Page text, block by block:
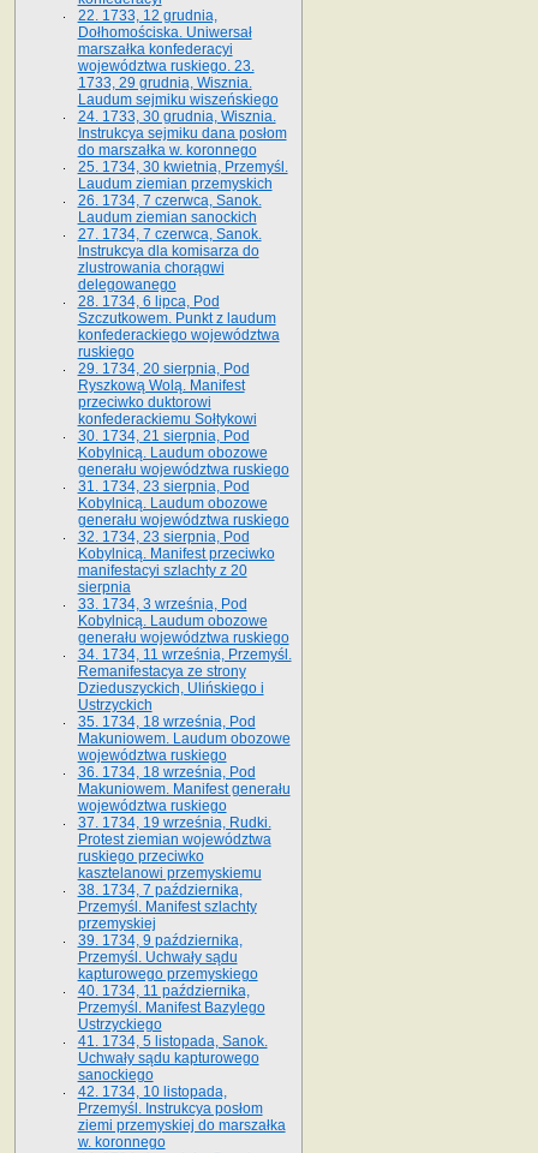
22. 1733, 12 grudnia,
Dołhomościska. Uniwersał
marszałka konfederacyi
województwa ruskiego. 23.
1733, 29 grudnia, Wisznia.
Laudum sejmiku wiszeńskiego
24. 1733, 30 grudnia, Wisznia.
Instrukcya sejmiku dana posłom
do marszałka w. koronnego
25. 1734, 30 kwietnia, Przemyśl.
Laudum ziemian przemyskich
26. 1734, 7 czerwca, Sanok.
Laudum ziemian sanockich
27. 1734, 7 czerwca, Sanok.
Instrukcya dla komisarza do
zlustrowania chorągwi
delegowanego
28. 1734, 6 lipca, Pod
Szczutkowem. Punkt z laudum
konfederackiego województwa
ruskiego
29. 1734, 20 sierpnia, Pod
Ryszkową Wolą. Manifest
przeciwko duktorowi
konfederackiemu Sołtykowi
30. 1734, 21 sierpnia, Pod
Kobylnicą. Laudum obozowe
generału województwa ruskiego
31. 1734, 23 sierpnia, Pod
Kobylnicą. Laudum obozowe
generału województwa ruskiego
32. 1734, 23 sierpnia, Pod
Kobylnicą. Manifest przeciwko
manifestacyi szlachty z 20
sierpnia
33. 1734, 3 września, Pod
Kobylnicą. Laudum obozowe
generału województwa ruskiego
34. 1734, 11 września, Przemyśl.
Remanifestacya ze strony
Dzieduszyckich, Ulińskiego i
Ustrzyckich
35. 1734, 18 września, Pod
Makuniowem. Laudum obozowe
województwa ruskiego
36. 1734, 18 września, Pod
Makuniowem. Manifest generału
województwa ruskiego
37. 1734, 19 września, Rudki.
Protest ziemian województwa
ruskiego przeciwko
kasztelanowi przemyskiemu
38. 1734, 7 października,
Przemyśl. Manifest szlachty
przemyskiej
39. 1734, 9 października,
Przemyśl. Uchwały sądu
kapturowego przemyskiego
40. 1734, 11 października,
Przemyśl. Manifest Bazylego
Ustrzyckiego
41. 1734, 5 listopada, Sanok.
Uchwały sądu kapturowego
sanockiego
42. 1734, 10 listopada,
Przemyśl. Instrukcya posłom
ziemi przemyskiej do marszałka
w. koronnego